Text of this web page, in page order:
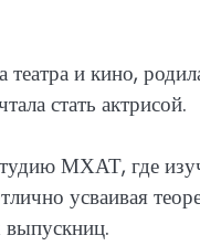
театра и кино,
стать актрисой.
МХАТ, где
усваивая
выпускниц.